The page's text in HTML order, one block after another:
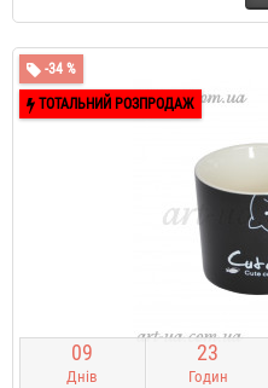
-34 %
ТОТАЛЬНИЙ РОЗПРОДАЖ
09
Днів
23
Годин